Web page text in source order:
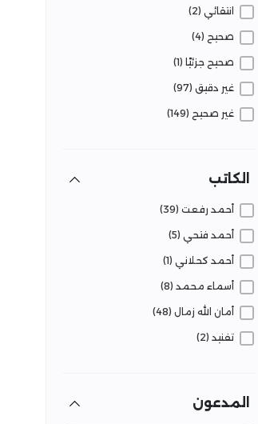
العام (72)
تصريحات مبنية على معلومات خاطئة
(2)
تقويض الثقة في المؤسسات (16)
انتقائي (2)
صحيح (4)
صحيح جزئيًا (1)
غير دقيق (97)
غير صحيح (149)
مشكوك فيه (1)
مضلل (289)
الكاتب
أحمد رفعت (39)
أحمد فتحي (5)
أحمد كحلاني (1)
أسماء محمد (8)
أمان الله زمال (48)
تفنيد (2)
حسام الوكيل (3)
المدعون